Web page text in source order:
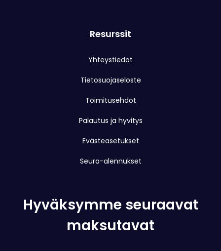
Resurssit
Yhteystiedot
Tietosuojaseloste
Toimitusehdot
Palautus ja hyvitys
Evästeasetukset
Seura-alennukset
Hyväksymme seuraavat
maksutavat